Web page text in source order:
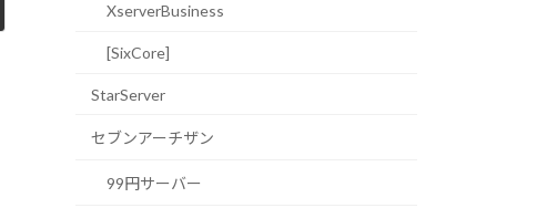
XserverBusiness
[SixCore]
StarServer
セブンアーチザン
99円サーバー